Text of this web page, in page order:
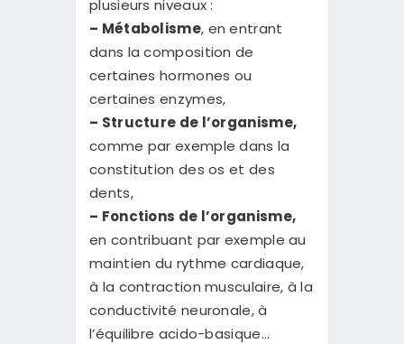
plusieurs niveaux :
– Métabolisme, en entrant
dans la composition de
certaines hormones ou
certaines enzymes,
– Structure de l’organisme,
comme par exemple dans la
constitution des os et des
dents,
– Fonctions de l’organisme,
en contribuant par exemple au
maintien du rythme cardiaque,
à la contraction musculaire, à la
conductivité neuronale, à
l’équilibre acido-basique…